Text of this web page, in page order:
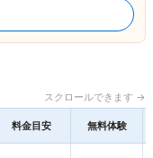
スクロールできます →
料金目安 無料体験